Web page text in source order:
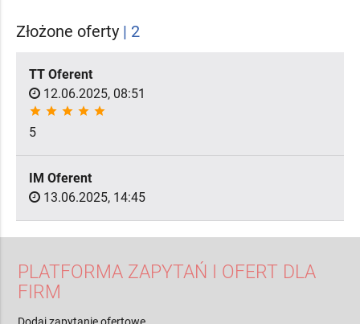
Złożone oferty | 2
TT Oferent
12.06.2025, 08:51
star star star star star
5
IM Oferent
13.06.2025, 14:45
PLATFORMA ZAPYTAŃ I OFERT DLA
FIRM